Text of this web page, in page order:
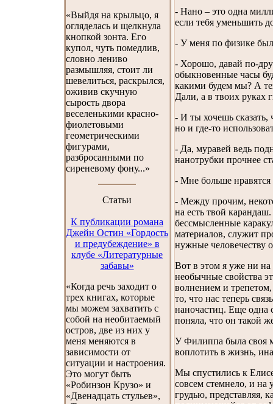
«Выйдя на крыльцо, я
огляделась и щелкнула
кнопкой зонта. Его
купол, чуть помедлив,
словно лениво
размышляя, стоит ли
шевелиться, раскрылся,
оживив скучную
сырость двора
веселенькими красно-
фиолетовыми
геометрическими
фигурами,
разбросанными по
сиреневому фону...»
Cтатьи
К публикации романа
Джейн Остин «Гордость
и предубеждение» в
клубе «Литературные
забавы»
«Когда речь заходит о
трех книгах, которые
мы можем захватить с
собой на необитаемый
остров, две из них у
меня меняются в
зависимости от
ситуации и настроения.
Это могут быть
«Робинзон Крузо» и
«Двенадцать стульев»,
- Нано – это одна
если тебя уменьшить
- У меня по физике
- Хорошо, давай по-
обыкновенные часы
какими будем мы? А
Дали, а в твоих руках
- И ты хочешь
но и где-то
- Да, муравей ведь
нанотрубки прочнее
- Мне больше
- Между прочим,
на есть твой
бессмысленные
материалов, служит
нужные человечеству
Вот в этом я уже ни на
необычные свойства
волнением и
то, что нас теперь
наночастиц. Еще одна
поняла, что он такой
У Филиппа была своя
воплотить в жизнь,
Мы спустились к
совсем стемнело, и
грудью, представляя,